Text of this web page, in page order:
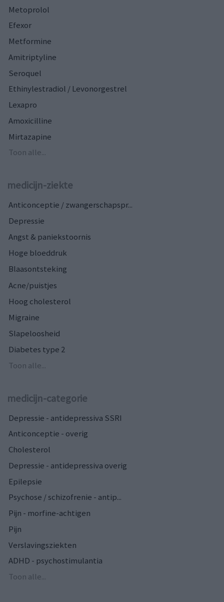
Metoprolol
Efexor
Metformine
Amitriptyline
Seroquel
Ethinylestradiol / Levonorgestrel
Lexapro
Amoxicilline
Mirtazapine
Toon alle...
medicijn-ziekte
Anticonceptie / zwangerschapspr...
Depressie
Angst & paniekstoornis
Hoge bloeddruk
Blaasontsteking
Acne/puistjes
Hoog cholesterol
Migraine
Slapeloosheid
Diabetes type 2
Toon alle...
medicijn-categorie
Depressie - antidepressiva SSRI
Anticonceptie - overig
Cholesterol
Depressie - antidepressiva overig
Epilepsie
Psychose / schizofrenie - antip...
Pijn - morfine-achtigen
Pijn
Verslavingsziekten
ADHD - psychostimulantia
Toon alle...